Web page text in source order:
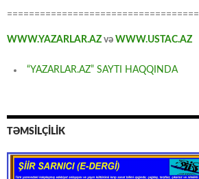
===================================
WWW.YAZARLAR.AZ və WWW.USTAC.AZ
“YAZARLAR.AZ” SAYTI HAQQINDA
TƏMSİLÇİLİK